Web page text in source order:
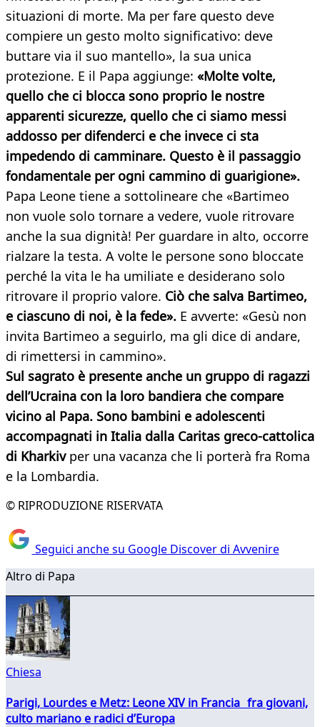
situazioni di morte. Ma per fare questo deve
compiere un gesto molto significativo: deve
buttare via il suo mantello», la sua unica
protezione. E il Papa aggiunge: «Molte volte,
quello che ci blocca sono proprio le nostre
apparenti sicurezze, quello che ci siamo messi
addosso per difenderci e che invece ci sta
impedendo di camminare. Questo è il passaggio
fondamentale per ogni cammino di guarigione».
Papa Leone tiene a sottolineare che «Bartimeo
non vuole solo tornare a vedere, vuole ritrovare
anche la sua dignità! Per guardare in alto, occorre
rialzare la testa. A volte le persone sono bloccate
perché la vita le ha umiliate e desiderano solo
ritrovare il proprio valore. Ciò che salva Bartimeo,
e ciascuno di noi, è la fede». E avverte: «Gesù non
invita Bartimeo a seguirlo, ma gli dice di andare,
di rimettersi in cammino».
Sul sagrato è presente anche un gruppo di ragazzi
dell’Ucraina con la loro bandiera che compare
vicino al Papa. Sono bambini e adolescenti
accompagnati in Italia dalla Caritas greco-cattolica
di Kharkiv per una vacanza che li porterà fra Roma
e la Lombardia.
© RIPRODUZIONE RISERVATA
Seguici anche su Google Discover di Avvenire
Altro di Papa
Chiesa
Parigi, Lourdes e Metz: Leone XIV in Francia fra giovani,
culto mariano e radici d’Europa